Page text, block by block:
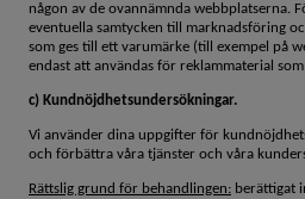
någon av de ovannämnda webbplatserna.
eventuella samtycken till marknadsföring
som ges till ett varumärke (till exempel på
endast att användas för reklammaterial
c) Kundnöjdhetsundersökningar.
Vi använder dina uppgifter för
och förbättra våra tjänster och våra
Rättslig grund för behandlingen: berättigat